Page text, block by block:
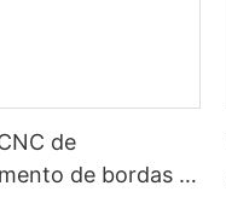
de
de bordas e